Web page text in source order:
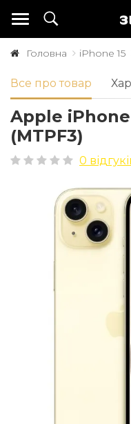
Головна iPhone 15
Все про товар
Apple iPhone
(MTPF3)
0